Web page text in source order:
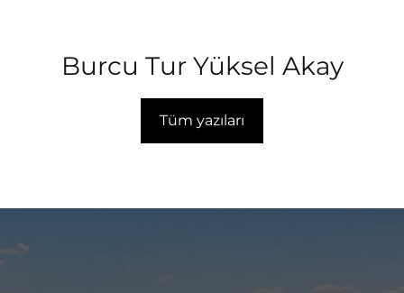
Burcu Tur Yüksel Akay
Tüm yazıları